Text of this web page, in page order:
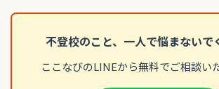
不登校のこと、一人で悩まないで
ここなびのLINEから無料でご相談い